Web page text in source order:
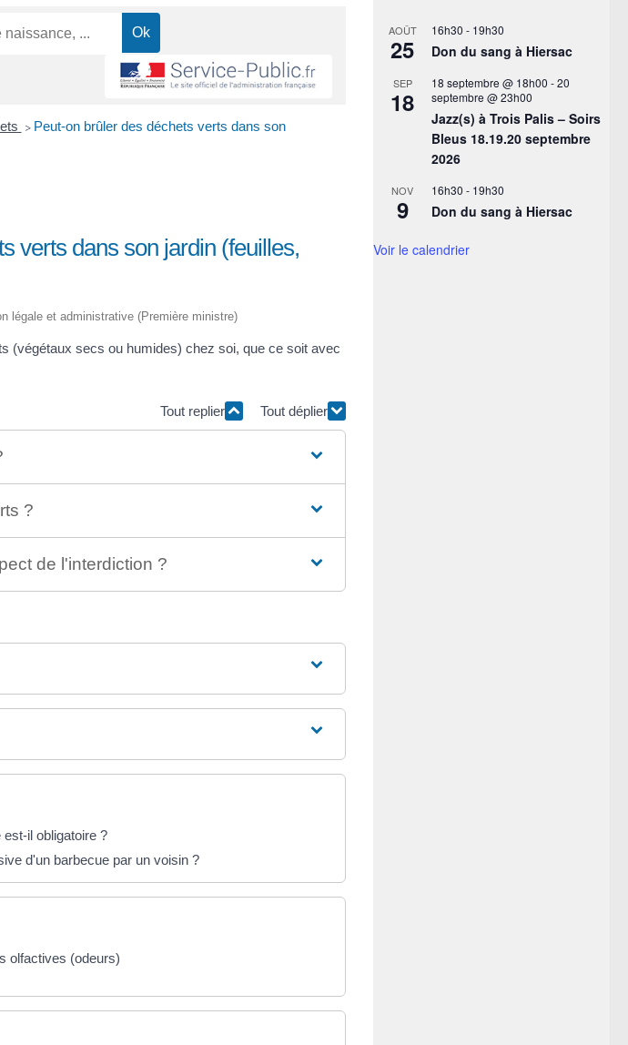
> Peut-on brûler des déchets verts dans son
verts dans son jardin (feuilles,
légale et administrative (Première ministre)
(végétaux secs ou humides) chez soi, que ce soit avec
Tout replier Tout déplier
?
de l'interdiction ?
il obligatoire ?
d'un barbecue par un voisin ?
olfactives (odeurs)
AOÛT
25
16h30 - 19h30
Don du sang à Hiersac
SEP
18
18 septembre @ 18h00 -20
septembre @ 23h00
Jazz(s) à Trois Palis – Soirs
Bleus 18.19.20 septembre
2026
NOV
9
16h30 - 19h30
Don du sang à Hiersac
Voir le calendrier